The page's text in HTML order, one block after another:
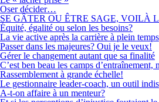
Oser décider…
SE GÂTER OU ÊTRE SAGE, VOILÀ
Équité, égalité ou selon les besoins?
La vie active après la carrière à plein temps
Passer dans les majeures? Oui je le veux!
Gérer le changement autant que sa finalité
C’est ben beau les camps
Rassemblement à grande échelle!
Le gestionnaire leader-coach, un outil
A-t-on affaire à un menteur?